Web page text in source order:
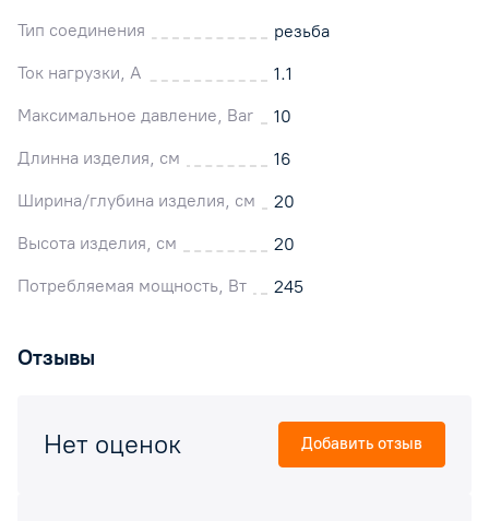
Тип соединения
резьба
Ток нагрузки, А
1.1
Максимальное давление, Bar
10
Длинна изделия, см
16
Ширина/глубина изделия, см
20
Высота изделия, см
20
Потребляемая мощность, Вт
245
Отзывы
Нет оценок Добавить отзыв